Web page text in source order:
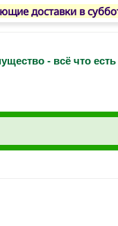
доставки в
- всё что